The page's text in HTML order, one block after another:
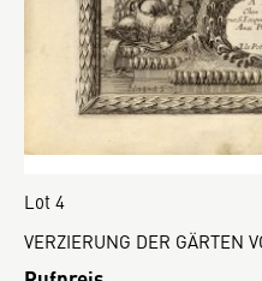
Lot 4
VERZIERUNG DER GÄRTEN